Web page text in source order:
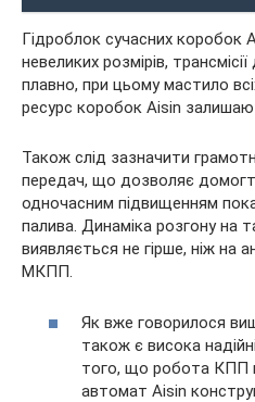
Гідроблок сучасних коробок
невеликих розмірів,
плавно, при цьому мастило
ресурс коробок Aisin
Також слід зазначити
передач, що дозволяє
одночасним підвищенням
палива. Динаміка розгону на
виявляється не гірше, ніж на
МКПП.
Як вже говорилося
також є висока
того, що робота КПП
автомат Aisin